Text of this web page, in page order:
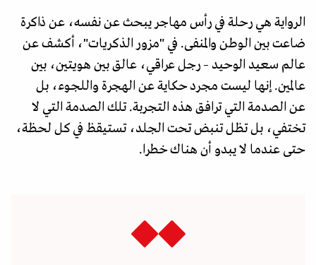
الرواية هي رحلة في رأس مهاجر يبحث عن نفسه، عن ذاكرة
ضاعت بين الوطن والمنفى. في "مزور الذكريات"، أكشف عن
عالم سعيد الوحيد – رجل عراقي، عالق بين هويتين، بين
عالمين. إنها ليست مجرد حكاية عن الهجرة واللجوء، بل
عن الصدمة التي ترافق هذه التجربة. تلك الصدمة التي لا
تختفي، بل تظل تنبض تحت الجلد، تستيقظ في كل لحظة،
حتى عندما لا يبدو أن هناك خطرا.